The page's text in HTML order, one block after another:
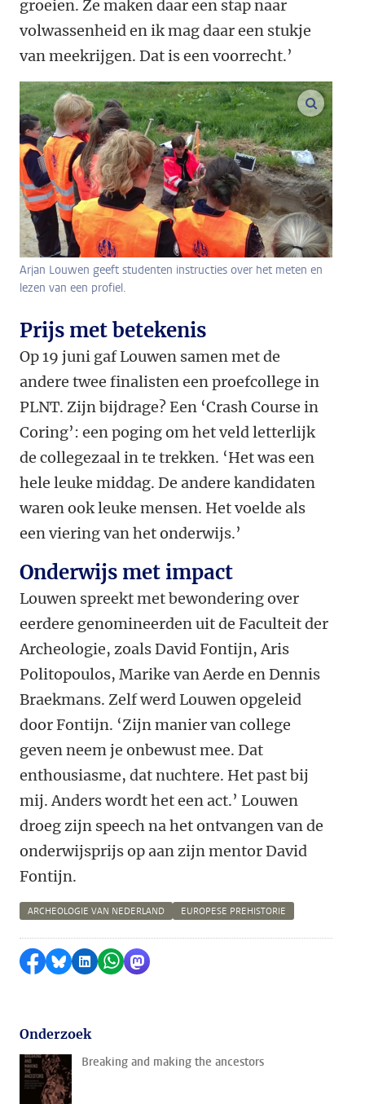
groeien. Ze maken daar een stap naar
volwassenheid en ik mag daar een stukje
van meekrijgen. Dat is een voorrecht.’
Arjan Louwen geeft studenten instructies over het meten en
lezen van een profiel.
Prijs met betekenis
Op 19 juni gaf Louwen samen met de
andere twee finalisten een proefcollege in
PLNT. Zijn bijdrage? Een ‘Crash Course in
Coring’: een poging om het veld letterlijk
de collegezaal in te trekken. ‘Het was een
hele leuke middag. De andere kandidaten
waren ook leuke mensen. Het voelde als
een viering van het onderwijs.’
Onderwijs met impact
Louwen spreekt met bewondering over
eerdere genomineerden uit de Faculteit der
Archeologie, zoals David Fontijn, Aris
Politopoulos, Marike van Aerde en Dennis
Braekmans. Zelf werd Louwen opgeleid
door Fontijn. ‘Zijn manier van college
geven neem je onbewust mee. Dat
enthousiasme, dat nuchtere. Het past bij
mij. Anders wordt het een act.’ Louwen
droeg zijn speech na het ontvangen van de
onderwijsprijs op aan zijn mentor David
Fontijn.
ARCHEOLOGIE VAN NEDERLAND EUROPESE PREHISTORIE
Delen op Facebook
Delen via Bluesky
Delen op LinkedIn
Delen via WhatsApp
Delen via Mastodon
Onderzoek
Breaking and making the ancestors